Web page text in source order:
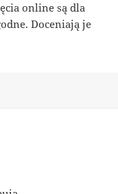
online są dla
Doceniają je